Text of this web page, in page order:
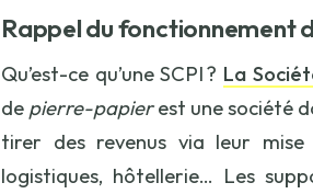
Rappel du fonctionnement
Qu’est-ce qu’une SCPI ? La
de pierre-papierest une société
tirer des revenus via leur mise
logistiques, hôtellerie… Les